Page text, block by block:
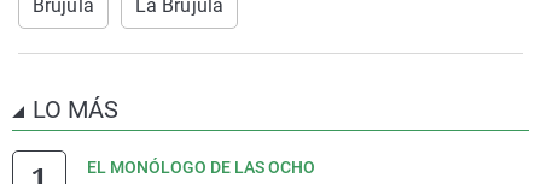
Brújula La Brújula
LO MÁS
EL MONÓLOGO DE LAS OCHO